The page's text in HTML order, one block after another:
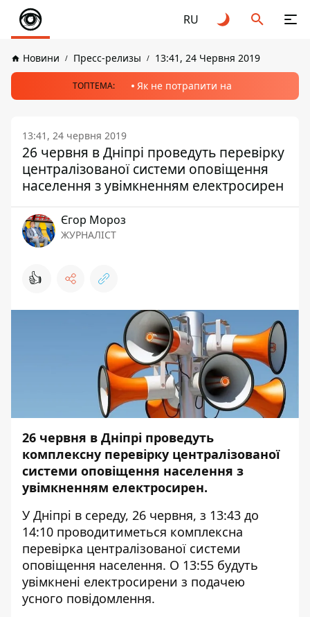
RU
Новини Пресс-релизы 13:41, 24 Червня 2019
ТОПТЕМА: Як не потрапити на
13:41, 24 червня 2019
26 червня в Дніпрі проведуть перевірку
централізованої системи оповіщення
населення з увімкненням електросирен
Єгор Мороз
ЖУРНАЛІСТ
👍
26 червня в Дніпрі проведуть
комплексну перевірку централізованої
системи оповіщення населення з
увімкненням електросирен.
У Дніпрі в середу, 26 червня, з 13:43 до
14:10 проводитиметься комплексна
перевірка централізованої системи
оповіщення населення. О 13:55 будуть
увімкнені електросирени з подачею
усного повідомлення.